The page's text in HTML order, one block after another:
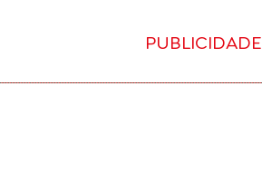
PUBLICIDADE